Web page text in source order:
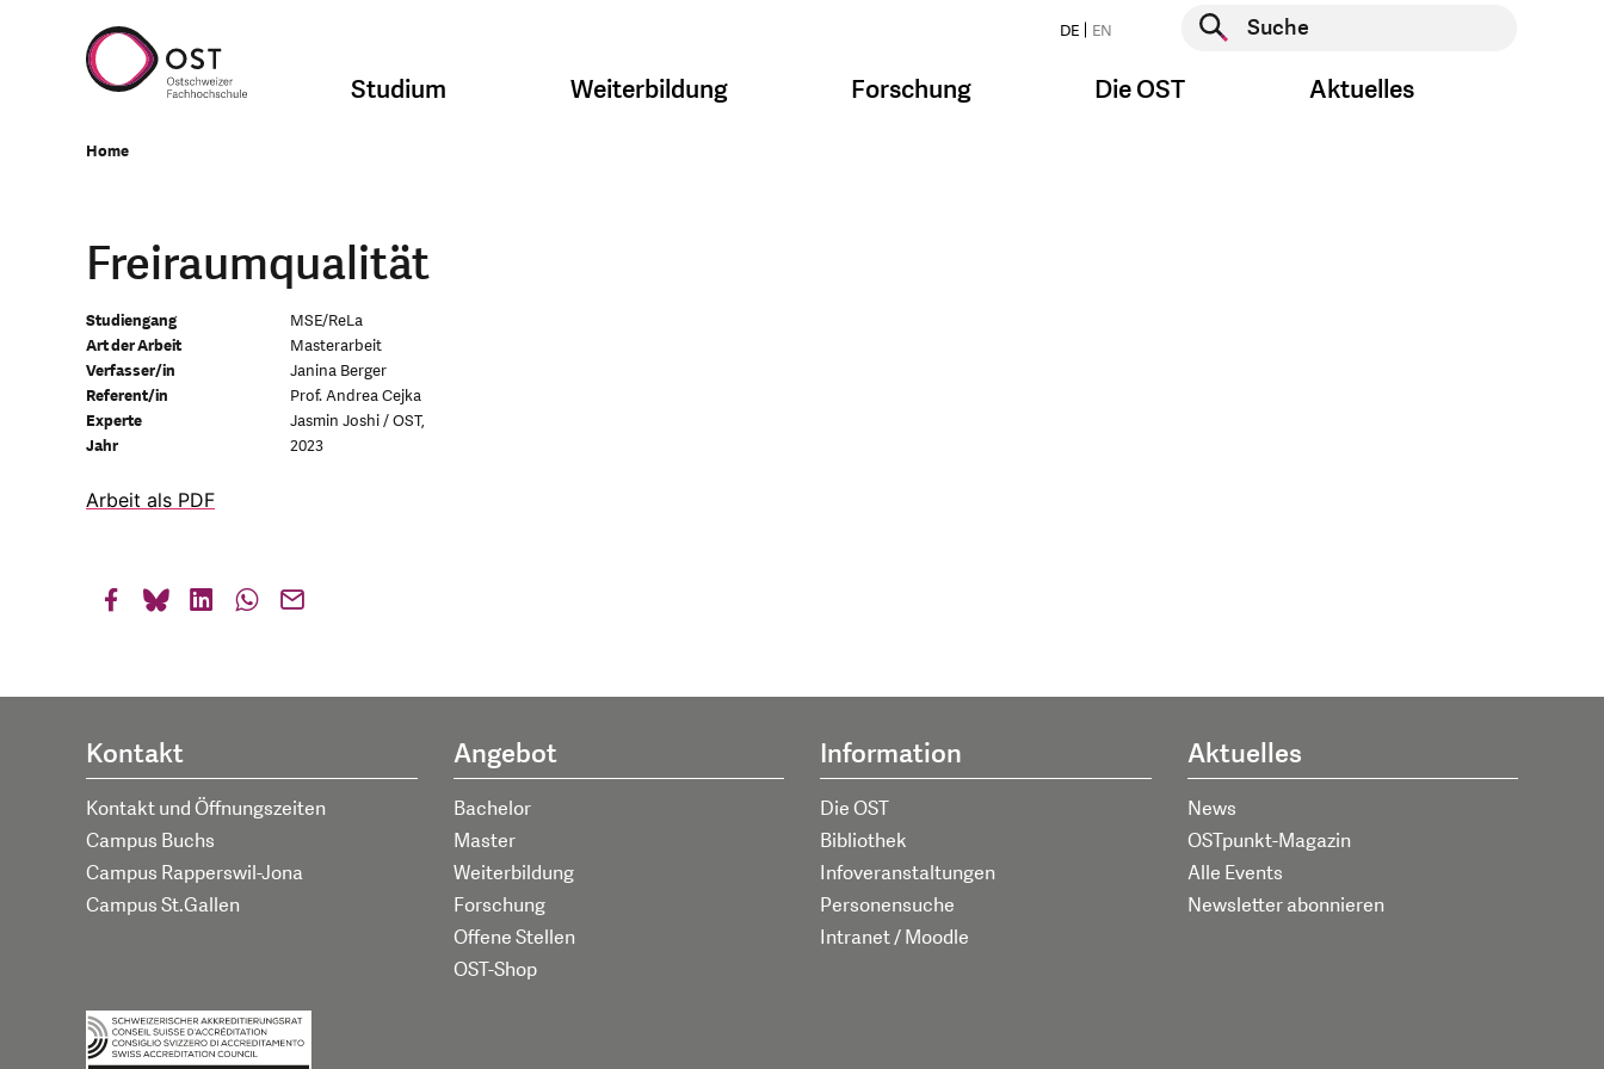
DE EN
Suche starten
Studium Weiterbildung Forschung Die OST Aktuelles
Home
Freiraumqualität
Studiengang
MSE/ReLa
Art der Arbeit
Masterarbeit
Verfasser/in
Janina Berger
Referent/in
Prof. Andrea Cejka
Experte
Jasmin Joshi / OST,
Jahr
2023
Arbeit als PDF
Kontakt
Kontakt und Öffnungszeiten
Campus Buchs
Campus Rapperswil-Jona
Campus St.Gallen
Angebot
Bachelor
Master
Weiterbildung
Forschung
Offene Stellen
OST-Shop
Information
Die OST
Bibliothek
Infoveranstaltungen
Personensuche
Intranet / Moodle
Aktuelles
News
OSTpunkt-Magazin
Alle Events
Newsletter abonnieren